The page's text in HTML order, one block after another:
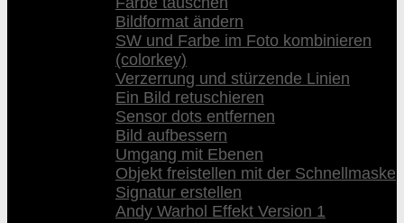
Bildformat ändern
SW und Farbe im Foto kombinieren
(colorkey)
Verzerrung und stürzende Linien
Ein Bild retuschieren
Sensor dots entfernen
Bild aufbessern
Umgang mit Ebenen
Objekt freistellen mit der Schnellmaske
Signatur erstellen
Andy Warhol Effekt Version 1